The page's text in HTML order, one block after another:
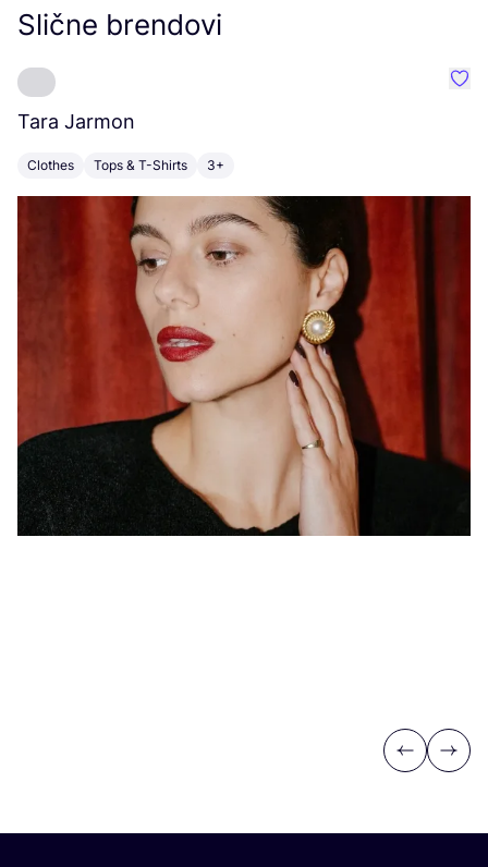
Slične brendovi
Tara Jarmon
Clothes Tops & T-Shirts 3+
Previous
Next